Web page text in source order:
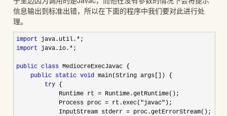
信息输出到标准出错，所以在下面的程序中我们要对此进行处
理。
import java.util.*
import java.io.* ;
public class MediocreExecJavac {
public static void main(String args[]) {
try {
            Runtime rt
= Runtime.getRuntime();
            Process proc
= rt.exec("javac" );
            InputStream stderr
= proc.getErrorStream();